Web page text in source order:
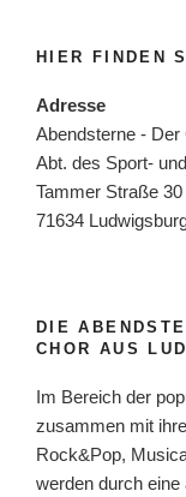
HIER FINDEN
Adresse
Abendsterne - Der
Abt. des Sport-
Tammer Straße 30
71634
DIE
CHOR AUS
Im Bereich der
zusammen mit
Rock&Pop,
werden durch eine